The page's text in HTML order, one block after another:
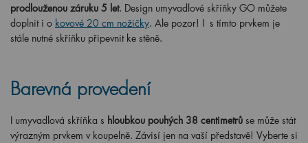
prodlouženou záruku 5 let. Design umyvadlové skříňky GO můžete
doplnit i o kovové 20 cm nožičky. Ale pozor! I s tímto prvkem je
stále nutné skříňku připevnit ke stěně.
Barevná provedení
I umyvadlová skříňka s hloubkou pouhých 38 centimetrů se může stát
výrazným prvkem v koupelně. Závisí jen na vaší představě! Vyberte si